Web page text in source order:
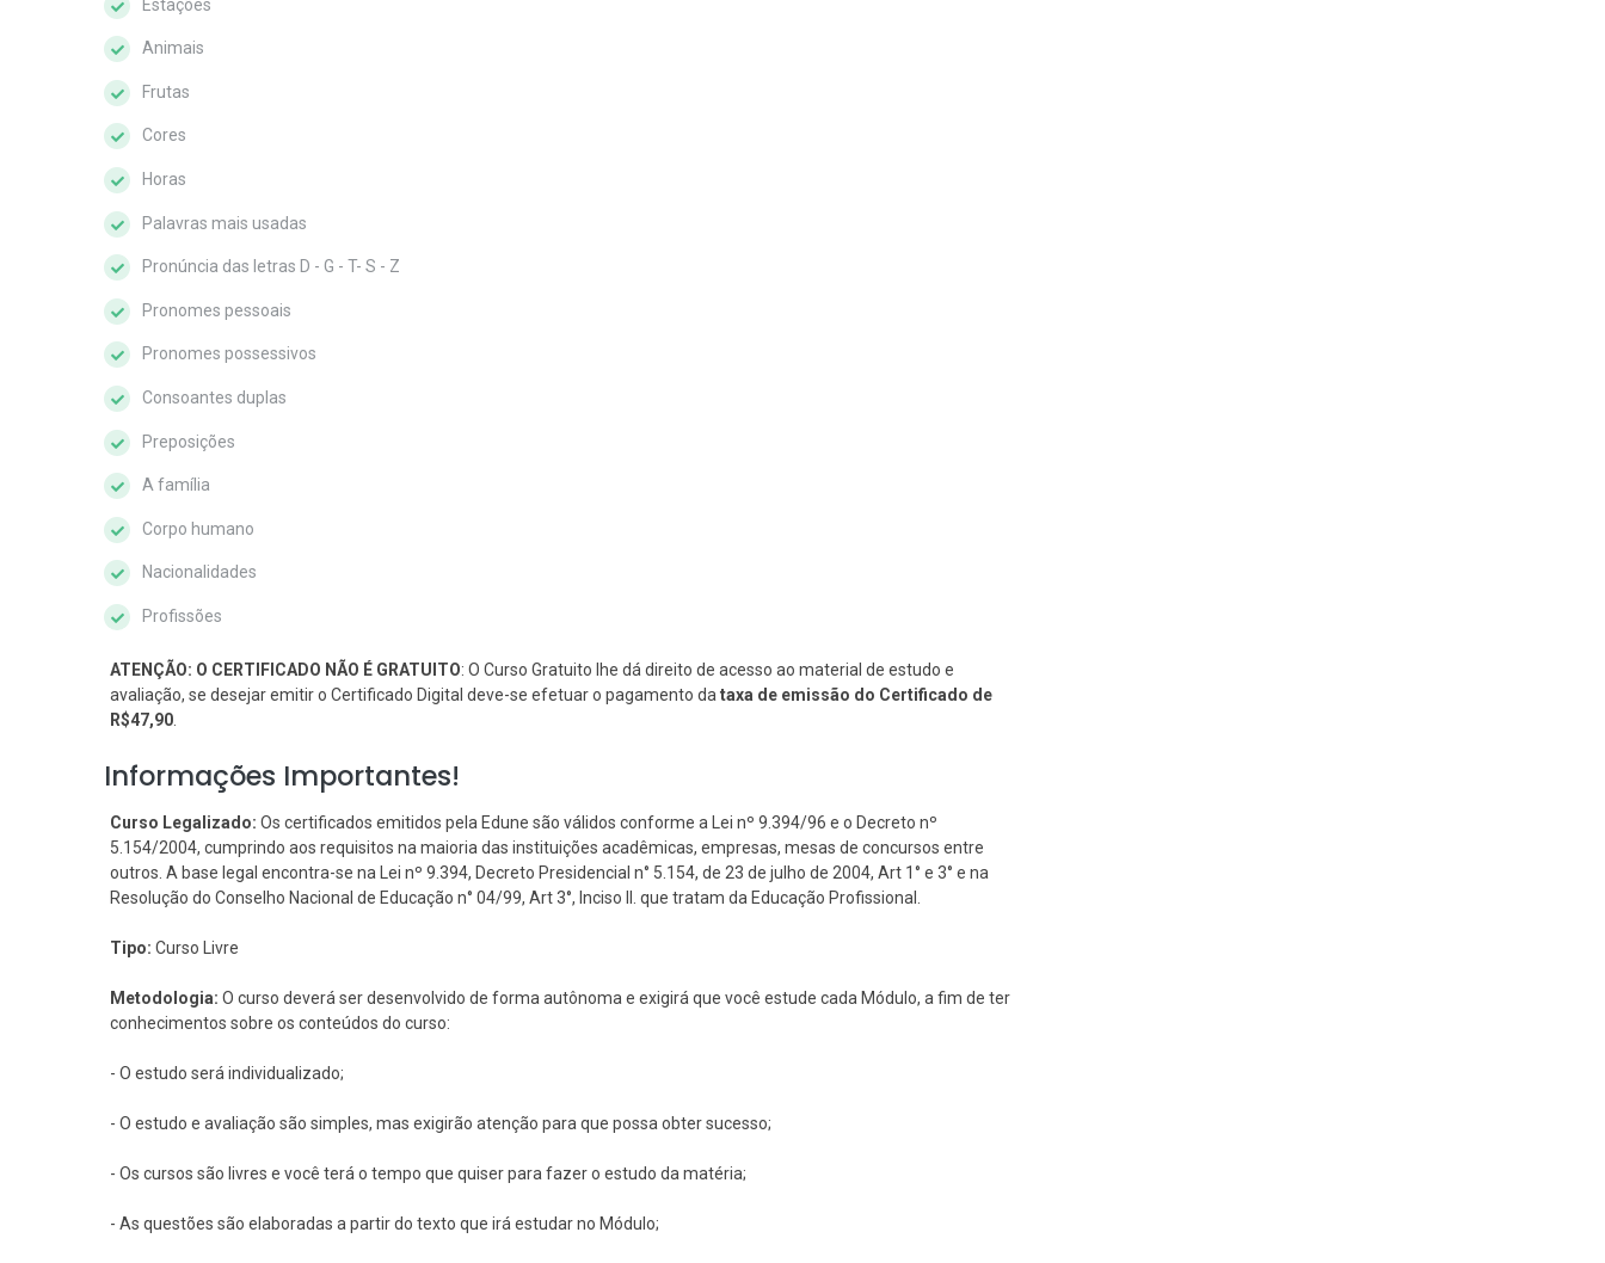
Estações
Animais
Frutas
Cores
Horas
Palavras mais usadas
Pronúncia das letras D - G - T- S - Z
Pronomes pessoais
Pronomes possessivos
Consoantes duplas
Preposições
A família
Corpo humano
Nacionalidades
Profissões
ATENÇÃO: O CERTIFICADO NÃO É GRATUITO: O Curso Gratuito lhe dá direito de acesso ao material de estudo e
avaliação, se desejar emitir o Certificado Digital deve-se efetuar o pagamento da taxa de emissão do Certificado de
R$47,90
Informações Importantes!
Curso Legalizado: Os certificados emitidos pela Edune são válidos conforme a Lei nº 9.394/96 e o Decreto nº
5.154/2004, cumprindo aos requisitos na maioria das instituições acadêmicas, empresas, mesas de concursos entre
outros. A base legal encontra-se na Lei nº 9.394, Decreto Presidencial n° 5.154, de 23 de julho de 2004, Art 1° e 3° e na
Resolução do Conselho Nacional de Educação n° 04/99, Art 3°, Inciso II. que tratam da Educação Profissional.
Tipo: Curso Livre
Metodologia: O curso deverá ser desenvolvido de forma autônoma e exigirá que você estude cada Módulo, a fim de ter
conhecimentos sobre os conteúdos do curso:
- O estudo será individualizado;
- O estudo e avaliação são simples, mas exigirão atenção para que possa obter sucesso;
- Os cursos são livres e você terá o tempo que quiser para fazer o estudo da matéria;
- As questões são elaboradas a partir do texto que irá estudar no Módulo;